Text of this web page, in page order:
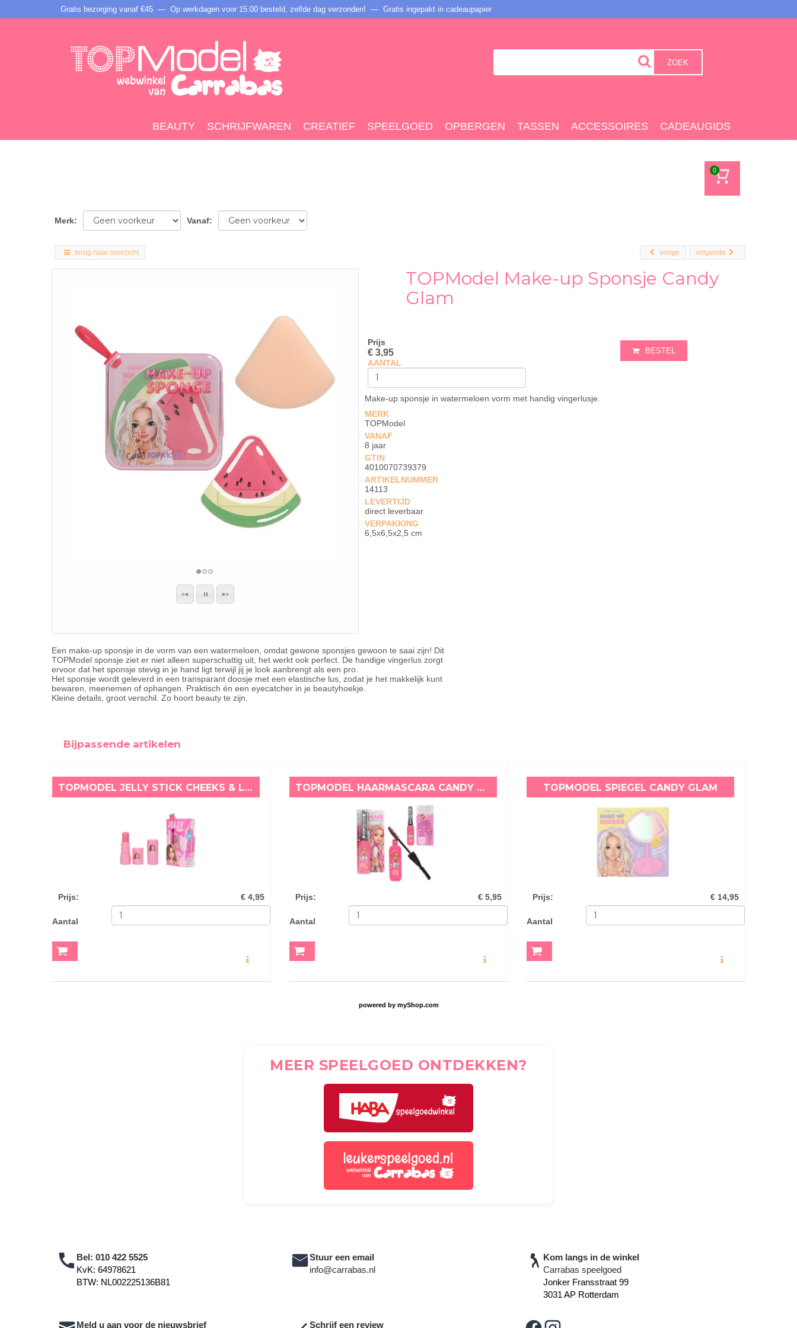
Gratis bezorging vanaf €45 — Op werkdagen voor 15:00 besteld, zelfde dag verzonden! — Gratis ingepakt in cadeaupapier
ZOEK
BEAUTY SCHRIJFWAREN CREATIEF SPEELGOED OPBERGEN TASSEN ACCESSOIRES CADEAUGIDS
0
Merk: Vanaf:
terug naar overzicht volgende
vorige
TOPModel Make-up Sponsje Candy
Glam
Prijs
€ 3,95
AANTAL
BESTEL
Make-up sponsje in watermeloen vorm met handig vingerlusje.
MERK
TOPModel
VANAF
8 jaar
GTIN
4010070739379
ARTIKELNUMMER
14113
LEVERTIJD
direct leverbaar
VERPAKKING
6,5x6,5x2,5 cm
Een make-up sponsje in de vorm van een watermeloen, omdat gewone sponsjes gewoon te saai zijn! Dit
TOPModel sponsje ziet er niet alleen superschattig uit, het werkt ook perfect. De handige vingerlus zorgt
ervoor dat het sponsje stevig in je hand ligt terwijl jij je look aanbrengt als een pro.
Het sponsje wordt geleverd in een transparant doosje met een elastische lus, zodat je het makkelijk kunt
bewaren, meenemen of ophangen. Praktisch én een eyecatcher in je beautyhoekje.
Kleine details, groot verschil. Zo hoort beauty te zijn.
Bijpassende artikelen
TOPMODEL JELLY STICK CHEEKS & LIPS CANDY GLAM
Prijs: € 4,95
Aantal
TOPMODEL HAARMASCARA CANDY GLAM ROZE
Prijs: € 5,95
Aantal
TOPMODEL SPIEGEL CANDY GLAM
Prijs: € 14,95
Aantal
powered by myShop.com
MEER SPEELGOED ONTDEKKEN?
Bel: 010 422 5525
KvK: 64978621
BTW: NL002225136B81
Stuur een email
info@carrabas.nl
Kom langs in de winkel
Carrabas speelgoed
Jonker Fransstraat 99
3031 AP Rotterdam
Meld u aan voor de nieuwsbrief
Schrijf een review